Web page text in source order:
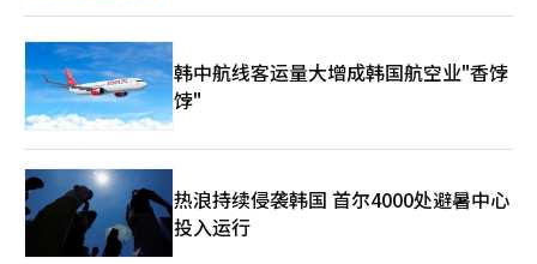
韩中航线客运量大增成韩国航空业"香饽
饽"
热浪持续侵袭韩国 首尔4000处避暑中心
投入运行